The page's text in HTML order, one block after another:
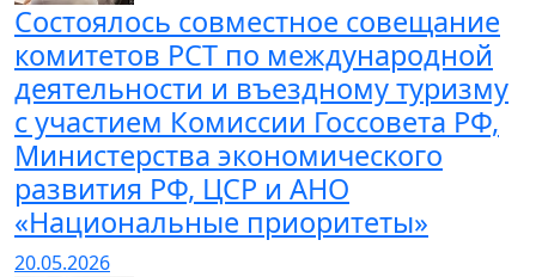
Состоялось совместное совещание
комитетов РСТ по международной
деятельности и въездному туризму
с участием Комиссии Госсовета РФ,
Министерства экономического
развития РФ, ЦСР и АНО
«Национальные приоритеты»
20.05.2026